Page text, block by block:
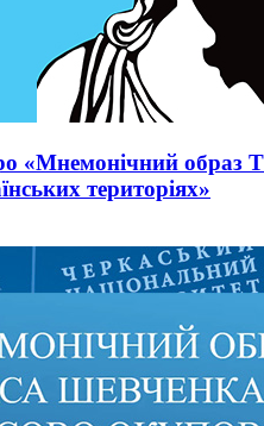
«Мнемонічний образ
територіях»